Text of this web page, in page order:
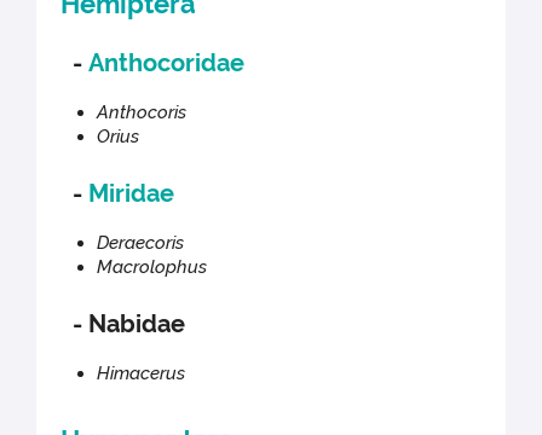
-Anthocoridae
Anthocoris
Orius
- Miridae
Deraecoris
Macrolophus
- Nabidae
Himacerus